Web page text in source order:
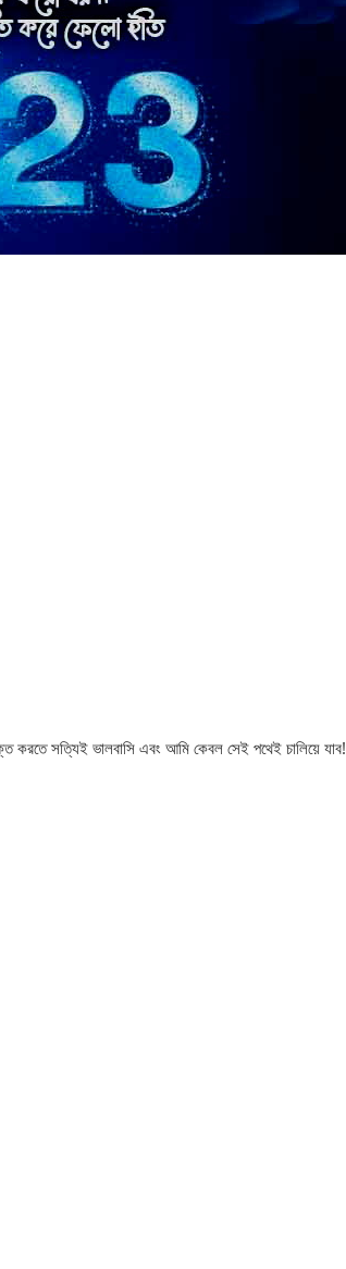
সত্যিই ভালবাসি এবং আমি কেবল সেই পথেই চালিয়ে যাব!